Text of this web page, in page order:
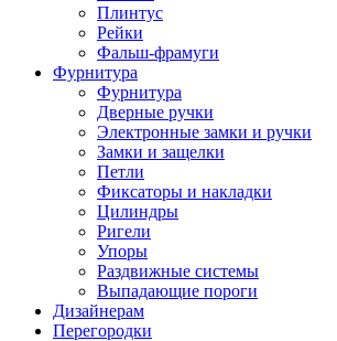
Плинтус
Рейки
Фальш-фрамуги
Фурнитура
Фурнитура
Дверные ручки
Электронные замки и ручки
Замки и защелки
Петли
Фиксаторы и накладки
Цилиндры
Ригели
Упоры
Раздвижные системы
Выпадающие пороги
Дизайнерам
Перегородки